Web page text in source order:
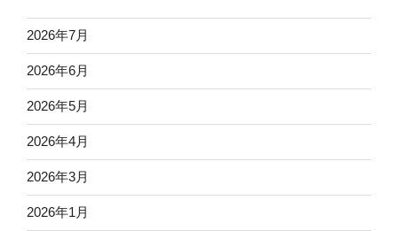
2026年7月
2026年6月
2026年5月
2026年4月
2026年3月
2026年1月